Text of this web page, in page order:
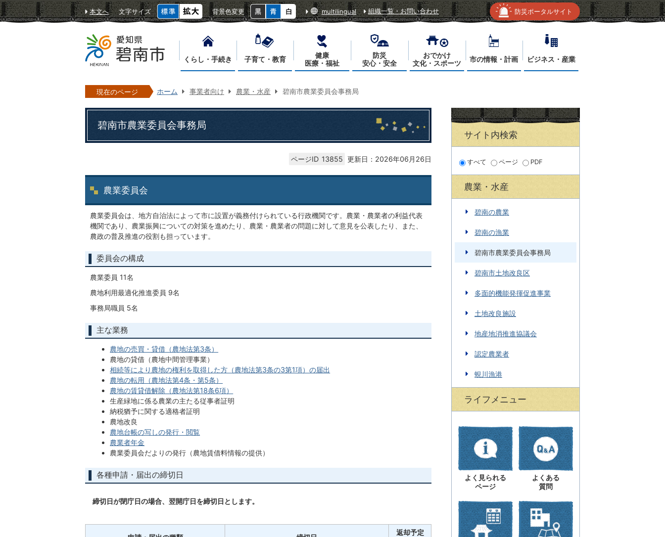
本文へ 文字サイズ 背景色変更 multilingual 組織一覧・お問い合わせ 防災ポータルサイト
くらし・手続き 子育て・教育
健康
医療・福祉
防災
安心・安全
おでかけ
文化・スポーツ
市の情報・計画 ビジネス・産業
現在のページ ホーム 事業者向け 農業・水産 碧南市農業委員会事務局
碧南市農業委員会事務局
ページID 13855 更新日：2026年06月26日
農業委員会
農業委員会は、地方自治法によって市に設置が義務付けられている行政機関です。農業・農業者の利益代表
機関であり、農業振興についての対策を進めたり、農業・農業者の問題に対して意見を公表したり、また、
農政の普及推進の役割も担っています。
委員会の構成
農業委員 11名
農地利用最適化推進委員 9名
事務局職員 5名
主な業務
農地の売買・貸借（農地法第3条）
農地の貸借（農地中間管理事業）
相続等により農地の権利を取得した方（農地法第3条の3第1項）の届出
農地の転用（農地法第4条・第5条）
農地の賃貸借解除（農地法第18条6項）
生産緑地に係る農業の主たる従事者証明
納税猶予に関する適格者証明
農地改良
農地台帳の写しの発行・閲覧
農業者年金
農業委員会だよりの発行（農地賃借料情報の提供）
各種申請・届出の締切日
締切日が閉庁日の場合、翌開庁日を締切日とします。
返却予定
サイト内検索
すべて ページ PDF
農業・水産
碧南の農業
碧南の漁業
碧南市農業委員会事務局
碧南市土地改良区
多面的機能発揮促進事業
土地改良施設
地産地消推進協議会
認定農業者
蜆川漁港
ライフメニュー
よく見られる
ページ
よくある
質問